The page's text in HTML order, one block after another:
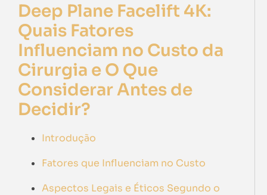
Deep Plane Facelift 4K:
Quais Fatores
Influenciam no Custo da
Cirurgia e O Que
Considerar Antes de
Decidir?
Introdução
Fatores que Influenciam no Custo
Aspectos Legais e Éticos Segundo o